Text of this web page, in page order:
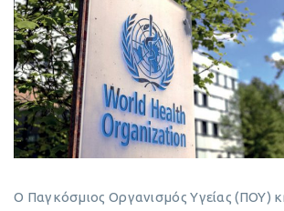
Ο Παγκόσμιος Οργανισμός Υγείας (ΠΟΥ)